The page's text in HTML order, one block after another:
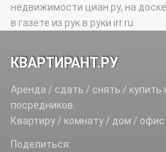
недвижимости циан.ру, на
в газете из рук в руки irr.ru
КВАРТИРАНТ.РУ
Аренда / сдать / снять /
посредников.
Квартиру / комнату / дом /
Поделиться: